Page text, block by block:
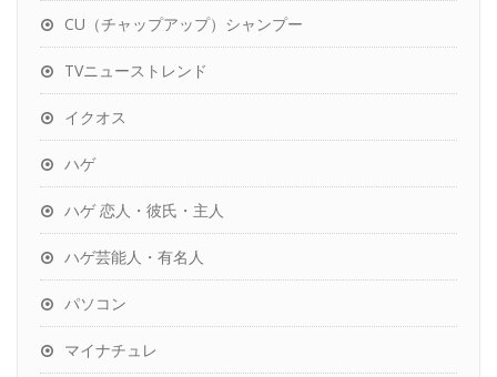
CU（チャップアップ）シャンプー
TVニューストレンド
イクオス
ハゲ
ハゲ 恋人・彼氏・主人
ハゲ芸能人・有名人
パソコン
マイナチュレ